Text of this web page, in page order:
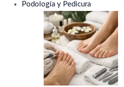
Podología y Pedicura